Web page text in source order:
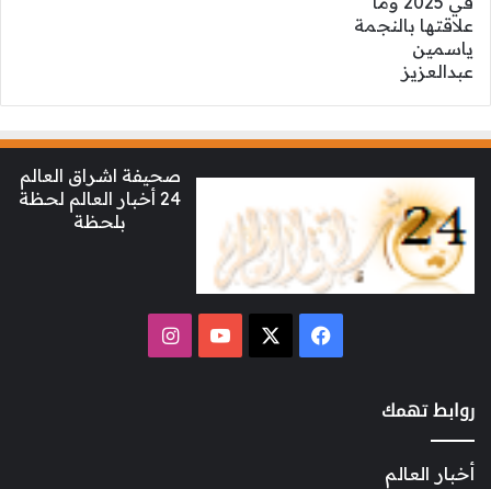
صحيفة اشراق العالم
24 أخبار العالم لحظة
بلحظة
فيسبوك ‫YouTubeانستقرام
روابط تهمك
أخبار العالم